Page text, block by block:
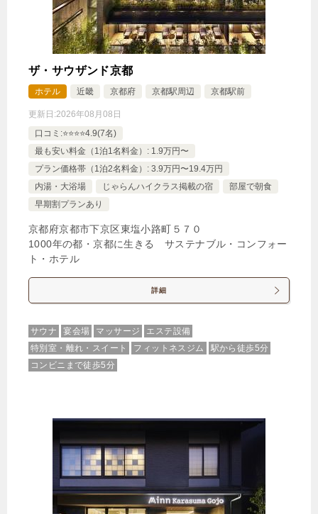
ザ・サウザンド京都
ホテル 近畿 京都府 京都駅周辺 京都駅前
更新日:2026年08月08日
口コミ:⭐️⭐️⭐️⭐️4.9(7名)
最も安い料金（1泊1名料金）: 1.9万円〜
プラン価格帯（1泊2名料金）: 3.9万円〜19.4万円
内湯・大浴場
じゃらんハイクラス掲載の宿
部屋で朝食
早期割プランあり
京都府京都市下京区東塩小路町５７０
1000年の都・京都に生きる サステナブル・コンフォー
ト・ホテル
詳細
サウナ 宴会場 マッサージ
エステ設備
特別室・離れ・スイート
フィットネスジム
駅から徒歩5分
コンビニまで徒歩5分